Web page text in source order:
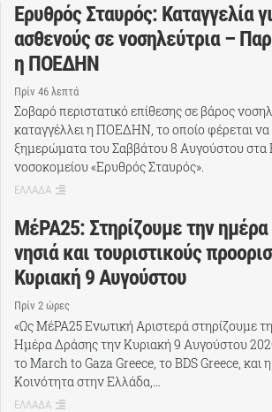
Ερυθρός Σταυρός: Καταγγελία
ασθενούς σε νοσηλεύτρια –
η ΠΟΕΔΗΝ
Πρίν 46 λεπτά
Σοβαρό περιστατικό επίθεσης σε βάρος
καταγγέλλει η ΠΟΕΔΗΝ, το οποίο φέρεται
ξημερώματα του Σαββάτου 8 Αυγούστου στα
νοσοκομείου «Ερυθρός Σταυρός».
ΕΛΛΑΔΑ
ΜέΡΑ25: Στηρίζουμε την
νησιά και τουριστικούς
Κυριακή 9 Αυγούστου
Πρίν 2 ώρες
«Ως ΜέΡΑ25 Ενωτική Αριστερά στηρίζουμε
Ημέρα Δράσης την Κυριακή 9 Αυγούστου
το March to Gaza Greece, το BDS Greece, και
Κοινότητα στην Ελλάδα,…
ΕΛΛΑΔΑ